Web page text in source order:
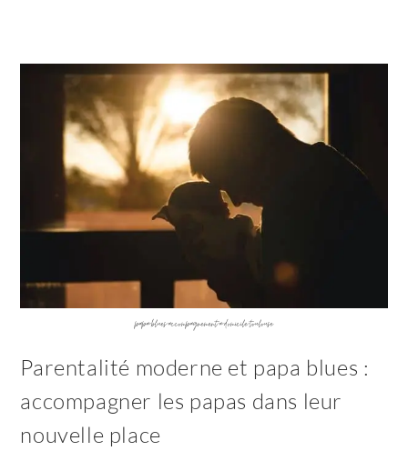
papa-blues-accompagnement-a-domicile-toulouse
Parentalité moderne et papa blues :
accompagner les papas dans leur
nouvelle place